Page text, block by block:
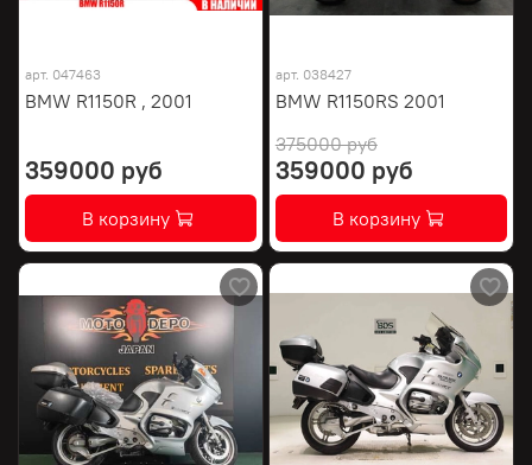
арт. 047463
BMW R1150R , 2001
359000 руб
В корзину
арт. 038427
BMW R1150RS 2001
375000 руб
359000 руб
В корзину